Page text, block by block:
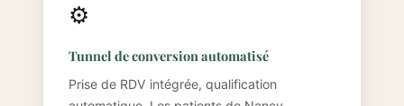
⚙️
Tunnel de conversion automatisé
Prise de RDV intégrée, qualification